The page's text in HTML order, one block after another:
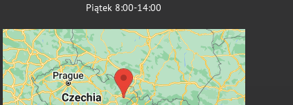
Piątek 8:00-14:00